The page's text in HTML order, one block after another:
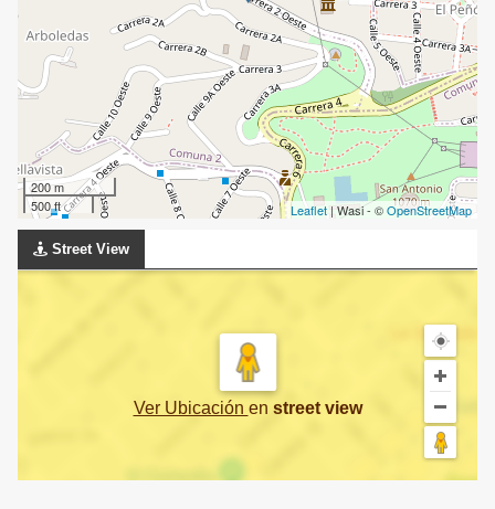
200 m
500 ft
Leaflet | Wasi - ©OpenStreetMap
Street View
Ver Ubicación en street view